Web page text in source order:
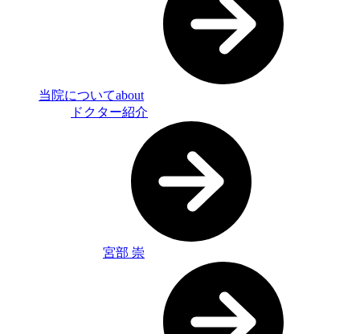
当院についてabout
ドクター紹介
宮部 崇